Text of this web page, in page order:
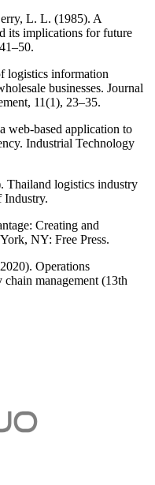
L. L. (1985). A
its implications for future
logistics information
businesses. Journal
11(1), 23–35.
web-based application to
Industrial Technology
Thailand logistics industry
Creating and
NY: Free Press.
Operations
management (13th